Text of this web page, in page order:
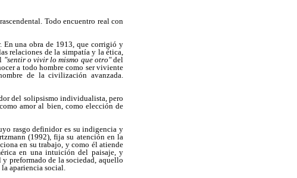
Todo encuentro real con
En una obra de 1913, que corrigió y
relaciones de la simpatía y la ética,
"sentir o vivir lo mismo que otro"del
a todo hombre como ser viviente
de la civilización avanzada.
del solipsismo individualista, pero
amor al bien, como elección de
rasgo definidor es su indigencia y
(1992), fija su atención en la
en su trabajo, y como él atiende
en una intuición del paisaje, y
preformado de la sociedad, aquello
apariencia social.